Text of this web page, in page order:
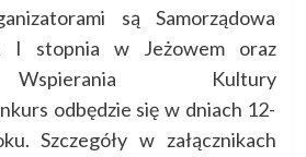
są Samorządowa
I stopnia w Jeżowem oraz
Kultury
odbędzie się w dniach 12-
Szczegóły w załącznikach